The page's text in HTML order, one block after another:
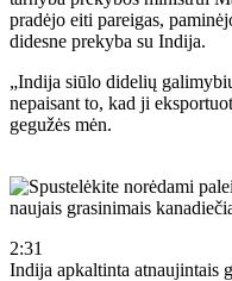
pradėjo eiti pareigas,
didesne prekyba su Indija.
„Indija siūlo didelių
nepaisant to, kad ji
gegužės mėn.
2:31
Indija apkaltinta atnaujintais